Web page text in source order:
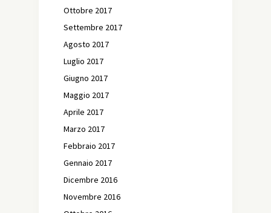
Ottobre 2017
Settembre 2017
Agosto 2017
Luglio 2017
Giugno 2017
Maggio 2017
Aprile 2017
Marzo 2017
Febbraio 2017
Gennaio 2017
Dicembre 2016
Novembre 2016